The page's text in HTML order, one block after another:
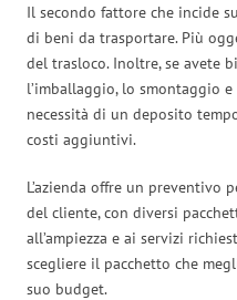
Il secondo fattore che incide
di beni da trasportare. Più
del trasloco. Inoltre, se avete
l’imballaggio, lo smontaggio
necessità di un deposito
costi aggiuntivi.
L’azienda offre un preventivo
del cliente, con diversi
all’ampiezza e ai servizi
scegliere il pacchetto che
suo budget.